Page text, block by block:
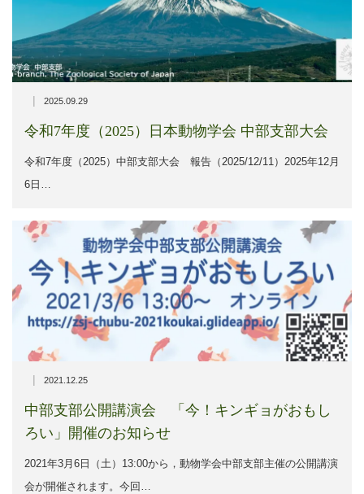
| 2025.09.29
令和7年度（2025）日本動物学会 中部支部大会
令和7年度（2025）中部支部大会 報告（2025/12/11）2025年12月
6日…
| 2021.12.25
中部支部公開講演会 「今！キンギョがおもし
ろい」開催のお知らせ
2021年3月6日（土）13:00から，動物学会中部支部主催の公開講演
会が開催されます。今回…